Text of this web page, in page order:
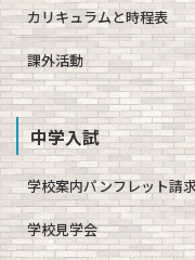
カリキュラムと時程表
課外活動
中学入試
学校案内パンフレット請
学校見学会